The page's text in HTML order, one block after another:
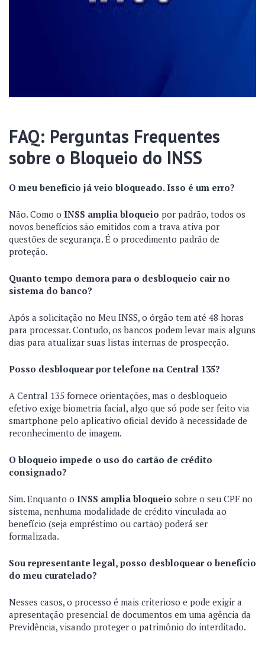
FAQ: Perguntas Frequentes
sobre o Bloqueio do INSS
O meu benefício já veio bloqueado. Isso é um erro?
Não. Como o INSS amplia bloqueio por padrão, todos os
novos benefícios são emitidos com a trava ativa por
questões de segurança. É o procedimento padrão de
proteção.
Quanto tempo demora para o desbloqueio cair no
sistema do banco?
Após a solicitação no Meu INSS, o órgão tem até 48 horas
para processar. Contudo, os bancos podem levar mais alguns
dias para atualizar suas listas internas de prospecção.
Posso desbloquear por telefone na Central 135?
A Central 135 fornece orientações, mas o desbloqueio
efetivo exige biometria facial, algo que só pode ser feito via
smartphone pelo aplicativo oficial devido à necessidade de
reconhecimento de imagem.
O bloqueio impede o uso do cartão de crédito
consignado?
Sim. Enquanto o INSS amplia bloqueio sobre o seu CPF no
sistema, nenhuma modalidade de crédito vinculada ao
benefício (seja empréstimo ou cartão) poderá ser
formalizada.
Sou representante legal, posso desbloquear o benefício
do meu curatelado?
Nesses casos, o processo é mais criterioso e pode exigir a
apresentação presencial de documentos em uma agência da
Previdência, visando proteger o patrimônio do interditado.